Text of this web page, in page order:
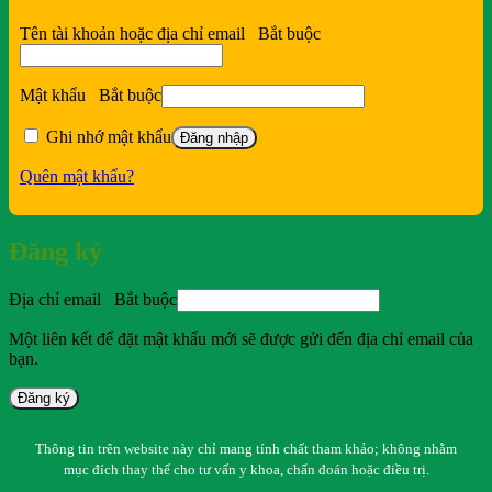
Tên tài khoản hoặc địa chỉ email Bắt buộc
Mật khẩu Bắt buộc
Ghi nhớ mật khẩu Đăng nhập
Quên mật khẩu?
Đăng ký
Địa chỉ email Bắt buộc
Một liên kết để đặt mật khẩu mới sẽ được gửi đến địa chỉ email của
bạn.
Đăng ký
Thông tin trên website này chỉ mang tính chất tham khảo; không nhằm
mục đích thay thế cho tư vấn y khoa, chẩn đoán hoặc điều trị.